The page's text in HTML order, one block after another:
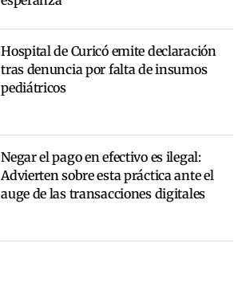
Hospital de Curicó emite declaración
tras denuncia por falta de insumos
pediátricos
Negar el pago en efectivo es ilegal:
Advierten sobre esta práctica ante el
auge de las transacciones digitales